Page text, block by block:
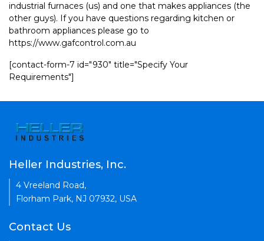
industrial furnaces (us) and one that makes appliances (the
other guys). If you have questions regarding kitchen or
bathroom appliances please go to
https://www.gafcontrol.com.au
[contact-form-7 id="930" title="Specify Your
Requirements"]
Heller Industries, Inc.
4 Vreeland Road,
Florham Park, NJ 07932, USA
Contact Us